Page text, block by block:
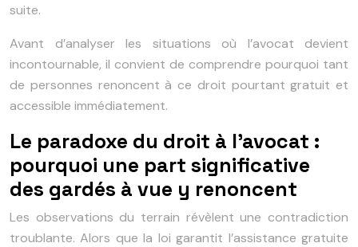
suite.
Avant d’analyser les situations où l’avocat devient
incontournable, il convient de comprendre pourquoi tant
de personnes renoncent à ce droit pourtant gratuit et
accessible immédiatement.
Le paradoxe du droit à l’avocat :
pourquoi une part significative
des gardés à vue y renoncent
Les observations du terrain révèlent une contradiction
troublante. Alors que la loi garantit l’assistance gratuite